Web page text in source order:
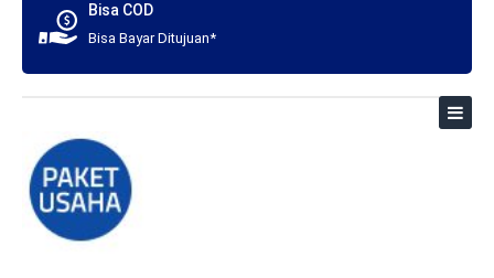
Bisa COD
Bisa Bayar Ditujuan*